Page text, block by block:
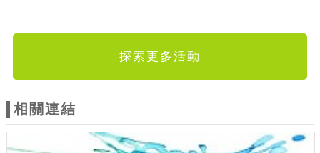
探索更多活動
相關連結